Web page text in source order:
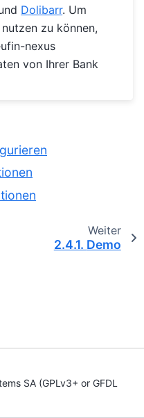
Dolibarr. Um
zu können,
nexus
von Ihrer Bank
Weiter
2.4.1. Demo
SA (GPLv3+ or GFDL